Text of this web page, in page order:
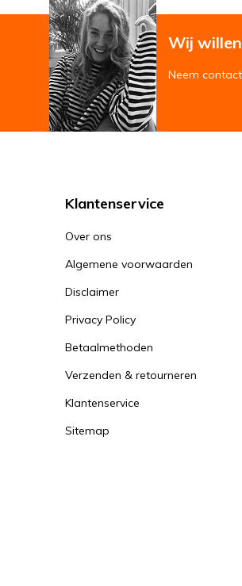
Wij
Neem
Klantenservice
Over ons
Algemene voorwaarden
Disclaimer
Privacy Policy
Betaalmethoden
Verzenden & retourneren
Klantenservice
Sitemap